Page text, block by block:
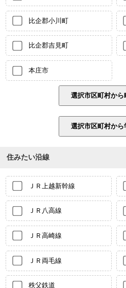
比企郡小川町
比企郡吉見町
本庄市
住みたい沿線
ＪＲ上越新幹線
ＪＲ八高線
ＪＲ高崎線
ＪＲ両毛線
秩父鉄道